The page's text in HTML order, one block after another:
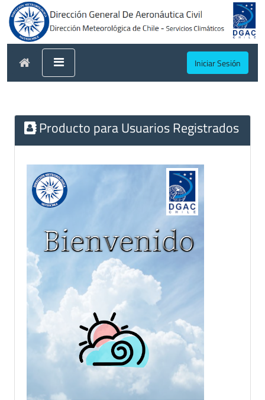
Iniciar Sesión
Producto para Usuarios Registrados